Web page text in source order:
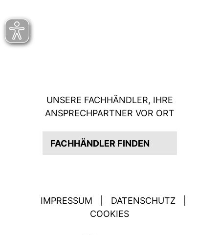
UNSERE FACHHÄNDLER, IHRE
ANSPRECHPARTNER VOR ORT
FACHHÄNDLER FINDEN
IMPRESSUM DATENSCHUTZ
COOKIES